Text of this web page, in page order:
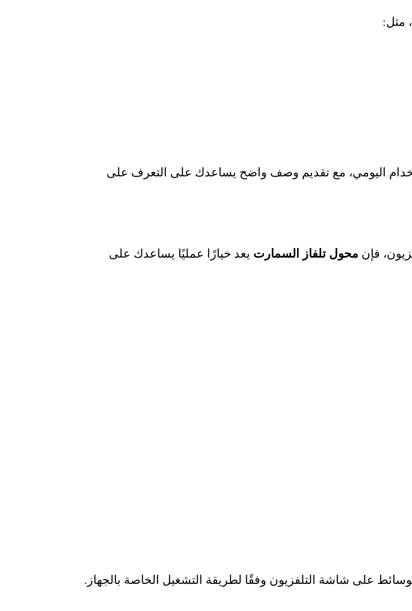
مثل:
اليومي، مع تقديم وصف واضح يساعدك على التعرف على
فإن محول تلفاز السمارت يعد خيارًا عمليًا يساعدك على
على شاشة التلفزيون وفقًا لطريقة التشغيل الخاصة بالجهاز.